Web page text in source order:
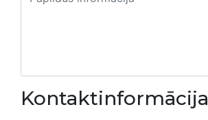
Kontaktinformācija